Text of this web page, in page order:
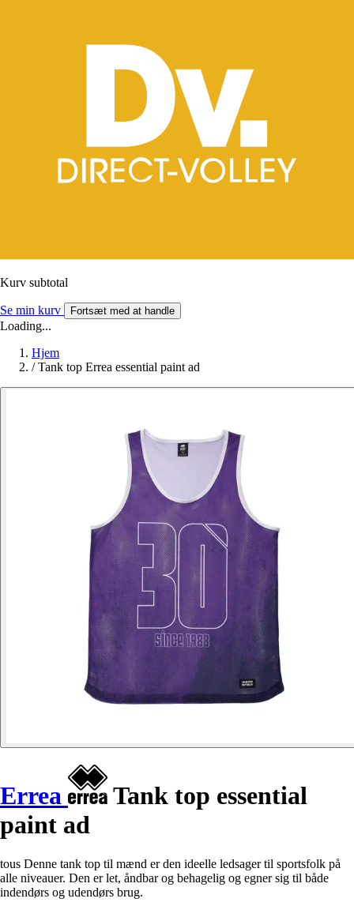
Kurv subtotal
Se min kurv Fortsæt med at handle
Loading...
Hjem
/ Tank top Errea essential paint ad
Errea
Tank top essential
paint ad
tous Denne tank top til mænd er den ideelle ledsager til sportsfolk på
alle niveauer. Den er let, åndbar og behagelig og egner sig til både
indendørs og udendørs brug.